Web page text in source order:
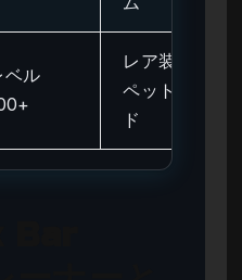
ベル
レア装備、
ペットフー
ド